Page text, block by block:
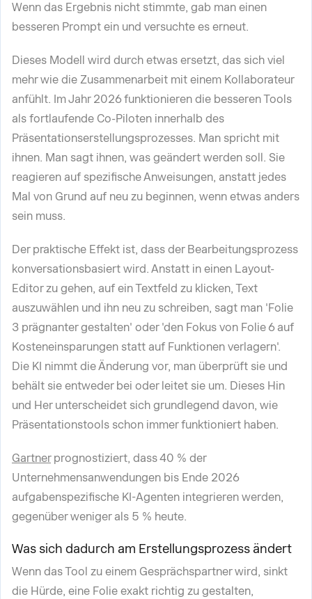
Wenn das Ergebnis nicht stimmte, gab man einen
besseren Prompt ein und versuchte es erneut.
Dieses Modell wird durch etwas ersetzt, das sich viel
mehr wie die Zusammenarbeit mit einem Kollaborateur
anfühlt. Im Jahr 2026 funktionieren die besseren Tools
als fortlaufende Co-Piloten innerhalb des
Präsentationserstellungsprozesses. Man spricht mit
ihnen. Man sagt ihnen, was geändert werden soll. Sie
reagieren auf spezifische Anweisungen, anstatt jedes
Mal von Grund auf neu zu beginnen, wenn etwas anders
sein muss.
Der praktische Effekt ist, dass der Bearbeitungsprozess
konversationsbasiert wird. Anstatt in einen Layout-
Editor zu gehen, auf ein Textfeld zu klicken, Text
auszuwählen und ihn neu zu schreiben, sagt man 'Folie
3 prägnanter gestalten' oder 'den Fokus von Folie 6 auf
Kosteneinsparungen statt auf Funktionen verlagern'.
Die KI nimmt die Änderung vor, man überprüft sie und
behält sie entweder bei oder leitet sie um. Dieses Hin
und Her unterscheidet sich grundlegend davon, wie
Präsentationstools schon immer funktioniert haben.
Gartnerprognostiziert, dass 40 % der
Unternehmensanwendungen bis Ende 2026
aufgabenspezifische KI-Agenten integrieren werden,
gegenüber weniger als 5 % heute.
Was sich dadurch am Erstellungsprozess ändert
Wenn das Tool zu einem Gesprächspartner wird, sinkt
die Hürde, eine Folie exakt richtig zu gestalten,